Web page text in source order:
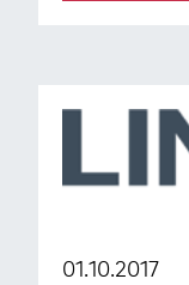
01.10.2017